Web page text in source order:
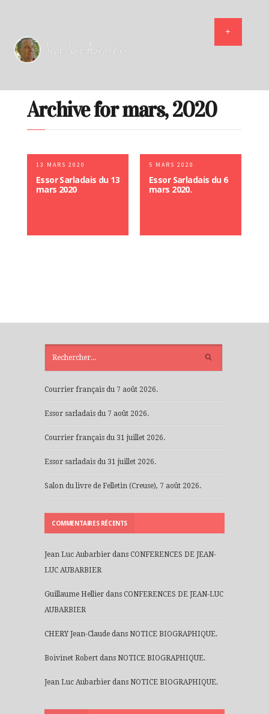
Archive for mars, 2020
13 MARS 2020
Essor Sarladais du 13
mars 2020
5 MARS 2020
Essor Sarladais du 6
mars 2020.
Courrier français du 7 août 2026.
Essor sarladais du 7 août 2026.
Courrier français du 31 juillet 2026.
Essor sarladais du 31 juillet 2026.
Salon du livre de Felletin (Creuse), 7 août 2026.
COMMENTAIRES RÉCENTS
Jean Luc Aubarbier dans CONFERENCES DE JEAN-
LUC AUBARBIER
Guillaume Hellier dans CONFERENCES DE JEAN-LUC
AUBARBIER
CHERY Jean-Claude dans NOTICE BIOGRAPHIQUE.
Boivinet Robert dans NOTICE BIOGRAPHIQUE.
Jean Luc Aubarbier dans NOTICE BIOGRAPHIQUE.